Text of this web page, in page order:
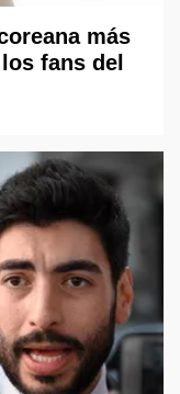
más
fans del